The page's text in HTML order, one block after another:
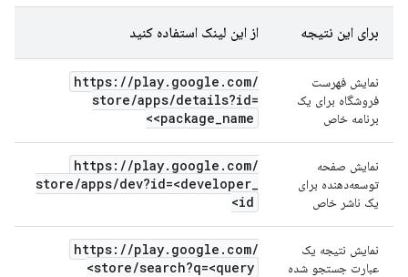
برای این نتیجه از این لینک استفاده کنید
نمایش فهرست
فروشگاه برای یک
برنامه خاص
https: //play. google . com/
store/apps/details?id=
<package_name>
نمایش صفحه
توسعه‌دهنده برای
یک ناشر خاص
https: //play. google . com/
store/apps/dev?id=<developer_
id>
نمایش نتیجه یک
عبارت جستجو شده
https: //play. google . com/
store/search?q=<query>